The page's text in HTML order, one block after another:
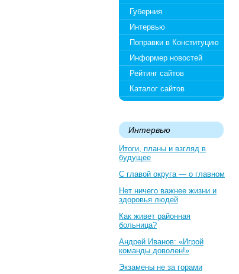
Губерния
Интервью
Поправки в Конституцию
Информер новостей
Рейтинг сайтов
Каталог сайтов
Интервью
Итоги, планы и взгляд в
будущее
С главой округа — о главном
Нет ничего важнее жизни и
здоровья людей
Как живет районная
больница?
Андрей Иванов: «Игрой
команды доволен!»
Экзамены не за горами